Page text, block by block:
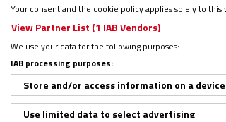
Your consent and the cookie policy applies solely to this
View Partner List (1 IAB Vendors)
We use your data for the following purposes:
IAB processing purposes:
Store and/or access information on a device
Use limited data to select advertising